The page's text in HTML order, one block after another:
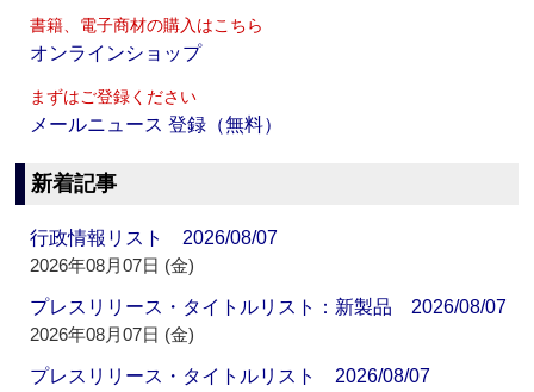
書籍、電子商材の購入はこちら
オンラインショップ
まずはご登録ください
メールニュース 登録（無料）
新着記事
行政情報リスト 2026/08/07
2026年08月07日 (金)
プレスリリース・タイトルリスト：新製品 2026/08/07
2026年08月07日 (金)
プレスリリース・タイトルリスト 2026/08/07